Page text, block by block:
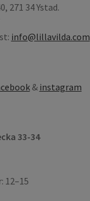
271 34 Ystad.
info@lillavilda.com
& instagram
33-34
12–15